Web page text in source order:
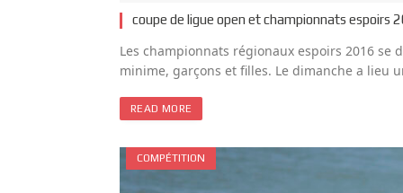
coupe de ligue open et championnats espoirs
Les championnats régionaux espoirs 2016 se
minime, garçons et filles. Le dimanche a lieu
READ MORE
COMPÉTITION